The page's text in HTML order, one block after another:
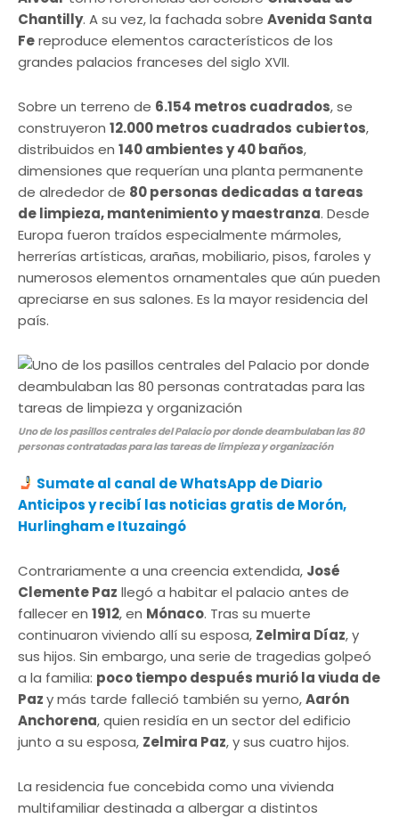
Chantilly. A su vez, la fachada sobre Avenida Santa
Fereproduce elementos característicos de los
grandes palacios franceses del siglo XVII.
Sobre un terreno de 6.154 metros cuadrados, se
construyeron 12.000 metros cuadrados cubiertos,
distribuidos en 140 ambientes y 40 baños,
dimensiones que requerían una planta permanente
de alrededor de 80 personas dedicadas a tareas
de limpieza, mantenimiento y maestranza. Desde
Europa fueron traídos especialmente mármoles,
herrerías artísticas, arañas, mobiliario, pisos, faroles y
numerosos elementos ornamentales que aún pueden
apreciarse en sus salones. Es la mayor residencia del
país.
Uno de los pasillos centrales del Palacio por donde deambulaban las 80
personas contratadas para las tareas de limpieza y organización
Sumate al canal de WhatsApp de Diario
Anticipos y recibí las noticias gratis de Morón,
Hurlingham e Ituzaingó
Contrariamente a una creencia extendida, José
Clemente Paz llegó a habitar el palacio antes de
fallecer en 1912, en Mónaco. Tras su muerte
continuaron viviendo allí su esposa, Zelmira Díaz, y
sus hijos. Sin embargo, una serie de tragedias golpeó
a la familia: poco tiempo después murió la viuda de
Pazy más tarde falleció también su yerno,Aarón
Anchorena, quien residía en un sector del edificio
junto a su esposa, Zelmira Paz, y sus cuatro hijos.
La residencia fue concebida como una vivienda
multifamiliar destinada a albergar a distintos